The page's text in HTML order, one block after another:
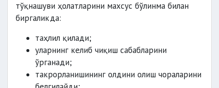
тўқнашуви ҳолатларини махсус бўлинма билан
биргаликда:
таҳлил қилади;
уларнинг келиб чиқиш сабабларини
ўрганади;
такрорланишининг олдини олиш чораларини